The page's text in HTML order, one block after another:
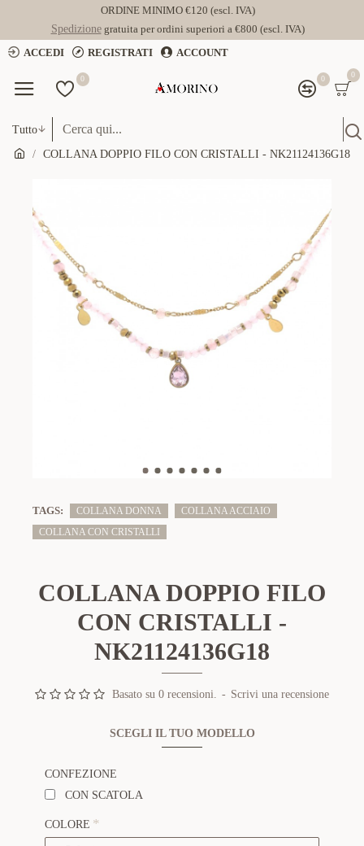
ORDINE MINIMO €120 (escl. IVA)
Spedizionegratuita per ordini superiori a €800 (escl. IVA)
ACCEDI
REGISTRATI ACCOUNT
0 0 0
Tutto
COLLANA DOPPIO FILO CON CRISTALLI - NK21124136G18
TAGS: COLLANA DONNA
COLLANA ACCIAIO
COLLANA CON CRISTALLI
COLLANA DOPPIO FILO
CON CRISTALLI -
NK21124136G18
Basato su 0 recensioni. - Scrivi una recensione
SCEGLI IL TUO MODELLO
CONFEZIONE
CON SCATOLA
COLORE